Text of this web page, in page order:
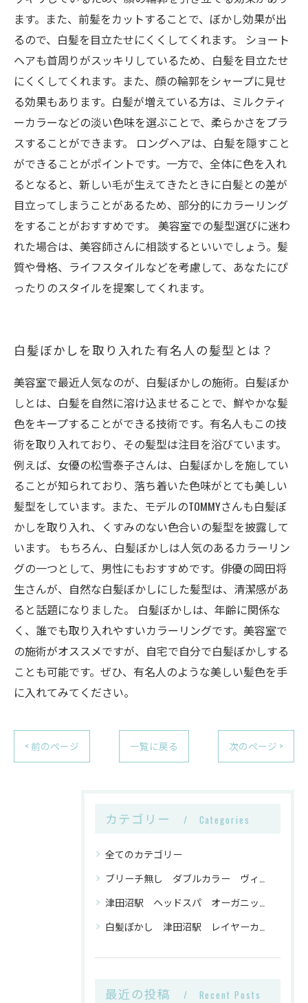
ます。また、前髪をカットすることで、ぼかし効果が出
るので、白髪を目立たせにくくしてくれます。 ショート
ヘアも首周りがスッキリしているため、白髪を目立たせ
にくくしてくれます。また、顔の輪郭をシャープに見せ
る効果もあります。白髪が増えている方は、ミルクティ
ーカラーなどの淡い色味を選ぶことで、柔らかさをプラ
スすることができます。 ロングヘアは、白髪を隠すこと
ができることがポイントです。一方で、全体に色を入れ
るとなると、新しい毛が生えてきたときに白髪との差が
目立ってしまうことがあるため、部分的にカラーリング
をすることがおすすめです。 美容室での髪型選びに迷わ
れた場合は、美容師さんに相談するといいでしょう。髪
質や骨格、ライフスタイルなどを考慮して、あなたにぴ
ったりのスタイルを提案してくれます。
白髪ぼかしを取り入れた有名人の髪型とは？
美容室で最近人気なのが、白髪ぼかしの施術。白髪ぼか
しとは、白髪を自然に溶け込ませることで、鮮やかな髪
色をキープすることができる技術です。有名人もこの技
術を取り入れており、その髪型は注目を浴びています。
例えば、女優の松雪泰子さんは、白髪ぼかしを施してい
ることが知られており、落ち着いた色味がとても美しい
髪型をしています。また、モデルのTOMMYさんも白髪ぼ
かしを取り入れ、くすみのない色合いの髪型を披露して
います。 もちろん、白髪ぼかしは人気のあるカラーリン
グの一つとして、男性にもおすすめです。俳優の岡田将
生さんが、自然な白髪ぼかしにした髪型は、清潔感があ
ると話題になりました。 白髪ぼかしは、年齢に関係な
く、誰でも取り入れやすいカラーリングです。美容室で
の施術がオススメですが、自宅で自分で白髪ぼかしする
ことも可能です。ぜひ、有名人のような美しい髪色を手
に入れてみてください。
< 前のページ 一覧に戻る 次のページ >
カテゴリー Categories
全てのカテゴリー
ブリーチ無し ダブルカラー ヴィーガンカラー 津田沼駅
津田沼駅 ヘッドスパ オーガニックトリートメント ヴィーガンカラー
白髪ぼかし 津田沼駅 レイヤーカット
最近の投稿 Recent Posts